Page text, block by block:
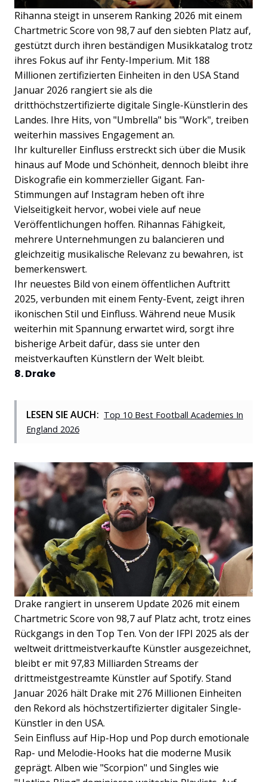
Rihanna steigt in unserem Ranking 2026 mit einem
Chartmetric Score von 98,7 auf den siebten Platz auf,
gestützt durch ihren beständigen Musikkatalog trotz
ihres Fokus auf ihr Fenty-Imperium. Mit 188
Millionen zertifizierten Einheiten in den USA Stand
Januar 2026 rangiert sie als die
dritthöchstzertifizierte digitale Single-Künstlerin des
Landes. Ihre Hits, von "Umbrella" bis "Work", treiben
weiterhin massives Engagement an.
Ihr kultureller Einfluss erstreckt sich über die Musik
hinaus auf Mode und Schönheit, dennoch bleibt ihre
Diskografie ein kommerzieller Gigant. Fan-
Stimmungen auf Instagram heben oft ihre
Vielseitigkeit hervor, wobei viele auf neue
Veröffentlichungen hoffen. Rihannas Fähigkeit,
mehrere Unternehmungen zu balancieren und
gleichzeitig musikalische Relevanz zu bewahren, ist
bemerkenswert.
Ihr neuestes Bild von einem öffentlichen Auftritt
2025, verbunden mit einem Fenty-Event, zeigt ihren
ikonischen Stil und Einfluss. Während neue Musik
weiterhin mit Spannung erwartet wird, sorgt ihre
bisherige Arbeit dafür, dass sie unter den
meistverkauften Künstlern der Welt bleibt.
8. Drake
LESEN SIE AUCH: Top 10 Best Football Academies In
England 2026
Drake rangiert in unserem Update 2026 mit einem
Chartmetric Score von 98,7 auf Platz acht, trotz eines
Rückgangs in den Top Ten. Von der IFPI 2025 als der
weltweit drittmeistverkaufte Künstler ausgezeichnet,
bleibt er mit 97,83 Milliarden Streams der
drittmeistgestreamte Künstler auf Spotify. Stand
Januar 2026 hält Drake mit 276 Millionen Einheiten
den Rekord als höchstzertifizierter digitaler Single-
Künstler in den USA.
Sein Einfluss auf Hip-Hop und Pop durch emotionale
Rap- und Melodie-Hooks hat die moderne Musik
geprägt. Alben wie "Scorpion" und Singles wie